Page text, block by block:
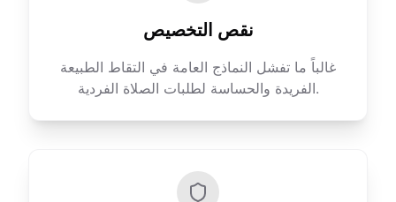
نقص التخصيص
غالباً ما تفشل النماذج العامة في التقاط الطبيعة
الفريدة والحساسة لطلبات الصلاة الفردية.